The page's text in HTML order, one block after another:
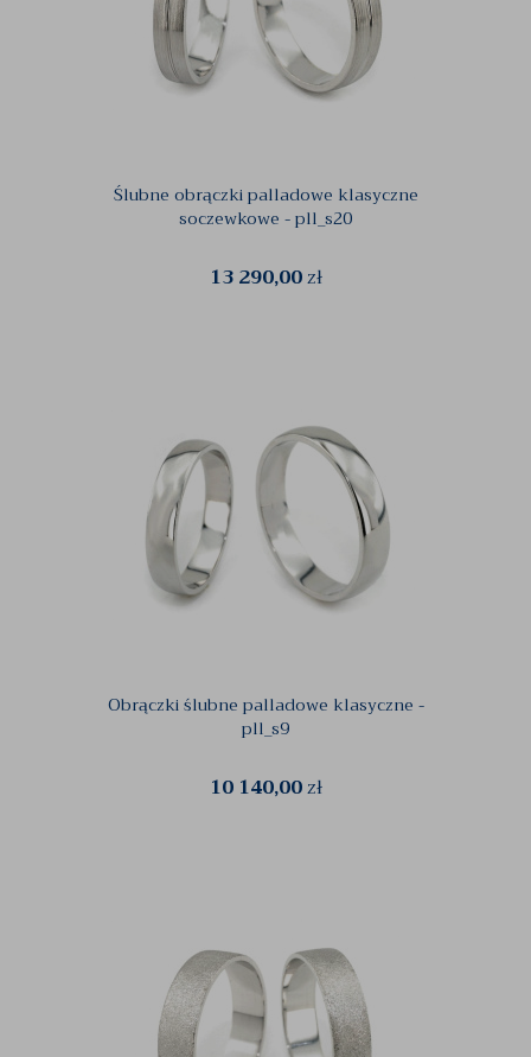
Ślubne obrączki palladowe klasyczne
soczewkowe - pll_s20
13 290,00zł
Obrączki ślubne palladowe klasyczne -
pll_s9
10 140,00zł